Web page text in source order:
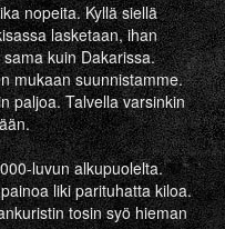
nopeita. Kyllä siellä
lasketaan, ihan
kuin Dakarissa.
mukaan suunnistamme.
paljoa. Talvella varsinkin
luvun alkupuolelta.
liki parituhatta kiloa.
tosin syö hieman